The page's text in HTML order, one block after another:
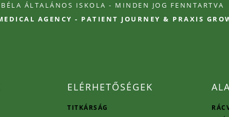
ÁLTALÁNOS ISKOLA - MINDEN JOG FENNTARTVA
AGENCY - PATIENT JOURNEY & PRAXIS
ELÉRHETŐSÉGEK
TITKÁRSÁG